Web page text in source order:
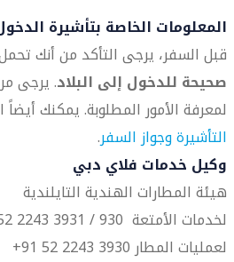
المعلومات الخاصة بتأشيرة
قبل السفر، يرجى التأكد من أنك
صحيحة للدخول إلى البلاد. يرجى
لمعرفة الأمور المطلوبة. يمكنك
التأشيرة وجواز السفر.
وكيل خدمات فلاي دبي
هيئة المطارات الهندية التايلندية
لخدمات الأمتعة 930 / 3931 2243 52 91+
لعمليات المطار 3930 2243 52 91+